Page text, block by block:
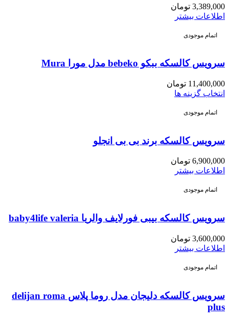
3,389,000 تومان
اطلاعات بیشتر
اتمام موجودی
سرویس کالسکه ببکو bebeko مدل مورا Mura
11,400,000 تومان
انتخاب گزینه ها
اتمام موجودی
سرویس کالسکه برند بی بی انجلو
6,900,000 تومان
اطلاعات بیشتر
اتمام موجودی
سرویس کالسکه بیبی فورلایف والریا baby4life valeria
3,600,000 تومان
اطلاعات بیشتر
اتمام موجودی
سرویس کالسکه دلیجان مدل روما پلاس delijan roma
plus